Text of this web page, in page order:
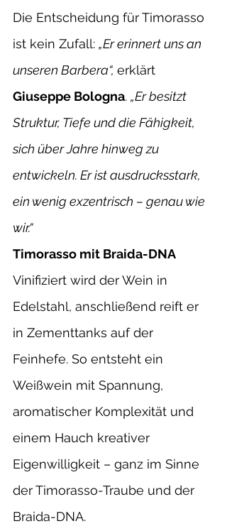
Die Entscheidung für Timorasso
ist kein Zufall: „Er erinnert uns an
unseren Barbera“, erklärt
Giuseppe Bologna. „Er besitzt
Struktur, Tiefe und die Fähigkeit,
sich über Jahre hinweg zu
entwickeln. Er ist ausdrucksstark,
ein wenig exzentrisch – genau wie
wir.“
Timorasso mit Braida-DNA
Vinifiziert wird der Wein in
Edelstahl, anschließend reift er
in Zementtanks auf der
Feinhefe. So entsteht ein
Weißwein mit Spannung,
aromatischer Komplexität und
einem Hauch kreativer
Eigenwilligkeit – ganz im Sinne
der Timorasso-Traube und der
Braida-DNA.